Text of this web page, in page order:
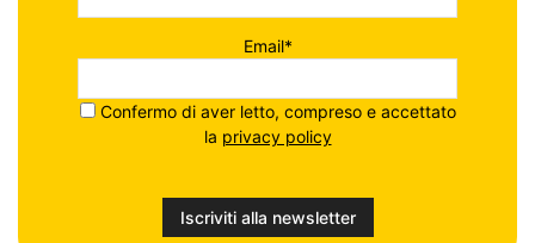
Email*
Confermo di aver letto, compreso e accettato
la privacy policy